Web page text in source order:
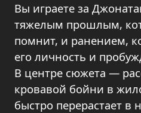
Вы играете за
тяжелым прошлым,
помнит, и ранением,
его личность и
В центре сюжета —
кровавой бойни в
быстро перерастает в